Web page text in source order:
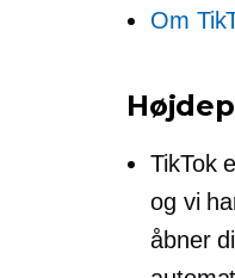
Om
TikTok
og vi
åbner